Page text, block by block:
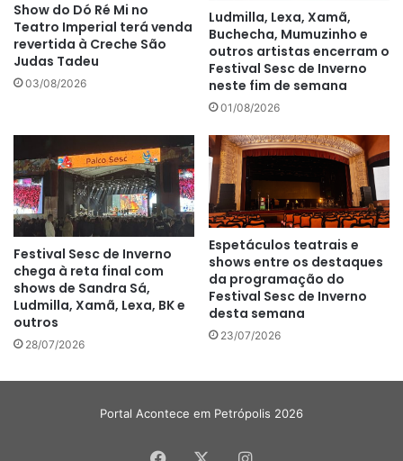
Show do Dó Ré Mi no
Teatro Imperial terá venda
revertida à Creche São
Judas Tadeu
03/08/2026
Ludmilla, Lexa, Xamã,
Buchecha, Mumuzinho e
outros artistas encerram o
Festival Sesc de Inverno
neste fim de semana
01/08/2026
Festival Sesc de Inverno
chega à reta final com
shows de Sandra Sá,
Ludmilla, Xamã, Lexa, BK e
outros
28/07/2026
Espetáculos teatrais e
shows entre os destaques
da programação do
Festival Sesc de Inverno
desta semana
23/07/2026
Portal Acontece em Petrópolis 2026